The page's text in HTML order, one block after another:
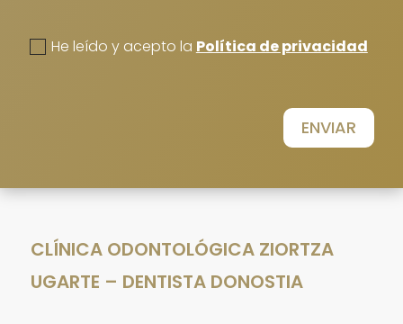
He leído y acepto la Política de privacidad
ENVIAR
CLÍNICA ODONTOLÓGICA ZIORTZA
UGARTE – DENTISTA DONOSTIA